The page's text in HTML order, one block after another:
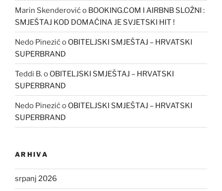
Marin Skenderovićo BOOKING.COM I AIRBNB SLOŽNI :
SMJEŠTAJ KOD DOMAĆINA JE SVJETSKI HIT !
Nedo Pinezićo OBITELJSKI SMJEŠTAJ – HRVATSKI
SUPERBRAND
Teddi B.o OBITELJSKI SMJEŠTAJ – HRVATSKI
SUPERBRAND
Nedo Pinezićo OBITELJSKI SMJEŠTAJ – HRVATSKI
SUPERBRAND
ARHIVA
srpanj 2026